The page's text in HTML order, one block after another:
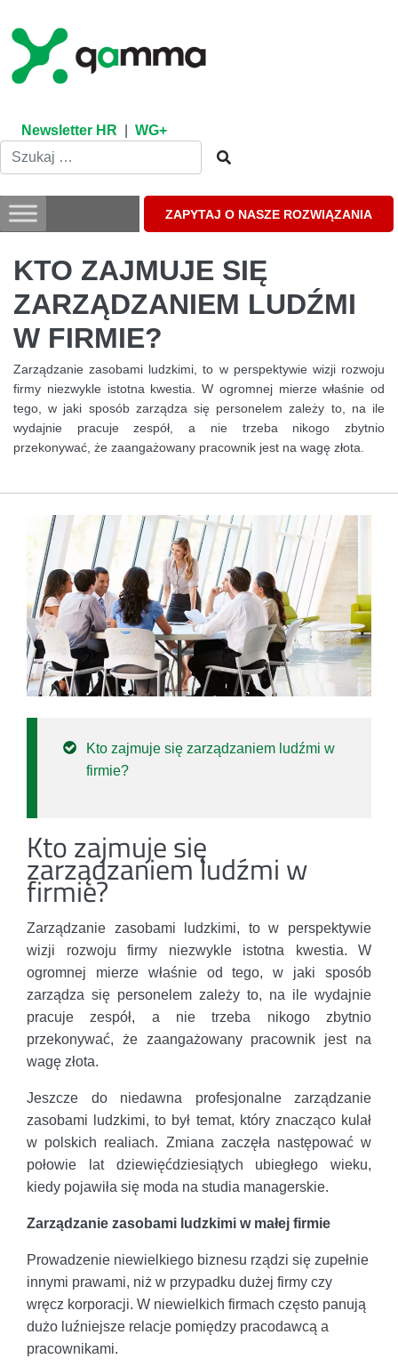
content
Newsletter HR WG+
ZAPYTAJ O NASZE ROZWIĄZANIA
KTO ZAJMUJE SIĘ
ZARZĄDZANIEM LUDŹMI
W FIRMIE?
Zarządzanie zasobami ludzkimi, to w perspektywie wizji rozwoju
firmy niezwykle istotna kwestia. W ogromnej mierze właśnie od
tego, w jaki sposób zarządza się personelem zależy to, na ile
wydajnie pracuje zespół, a nie trzeba nikogo zbytnio
przekonywać, że zaangażowany pracownik jest na wagę złota.
Kto zajmuje się zarządzaniem ludźmi w
firmie?
Kto zajmuje się
zarządzaniem ludźmi w
firmie?
Zarządzanie zasobami ludzkimi, to w perspektywie
wizji rozwoju firmy niezwykle istotna kwestia. W
ogromnej mierze właśnie od tego, w jaki sposób
zarządza się personelem zależy to, na ile wydajnie
pracuje zespół, a nie trzeba nikogo zbytnio
przekonywać, że zaangażowany pracownik jest na
wagę złota.
Jeszcze do niedawna profesjonalne zarządzanie
zasobami ludzkimi, to był temat, który znacząco kulał
w polskich realiach. Zmiana zaczęła następować w
połowie lat dziewięćdziesiątych ubiegłego wieku,
kiedy pojawiła się moda na studia managerskie.
Zarządzanie zasobami ludzkimi w małej firmie
Prowadzenie niewielkiego biznesu rządzi się zupełnie
innymi prawami, niż w przypadku dużej firmy czy
wręcz korporacji. W niewielkich firmach często panują
dużo luźniejsze relacje pomiędzy pracodawcą a
pracownikami.